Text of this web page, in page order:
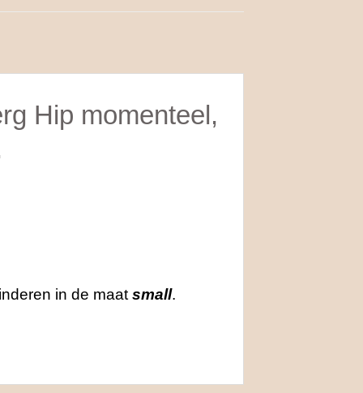
Hip momenteel,
in de maatsmall.